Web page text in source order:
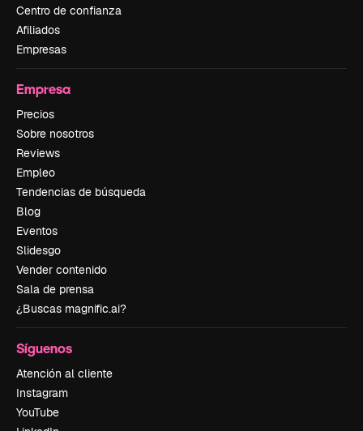
Centro de confianza
Afiliados
Empresas
Empresa
Precios
Sobre nosotros
Reviews
Empleo
Tendencias de búsqueda
Blog
Eventos
Slidesgo
Vender contenido
Sala de prensa
¿Buscas magnific.ai?
Síguenos
Atención al cliente
Instagram
YouTube